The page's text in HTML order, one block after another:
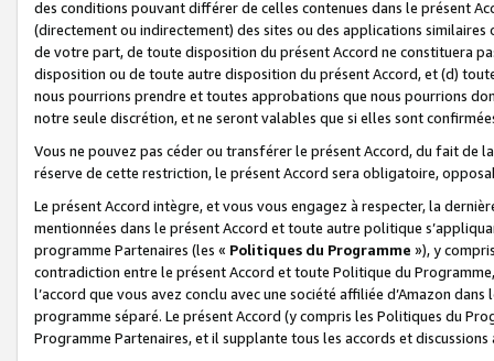
des conditions pouvant différer de celles contenues dans le présent
(directement ou indirectement) des sites ou des applications
de votre part, de toute disposition du présent Accord ne constituera
disposition ou de toute autre disposition du présent Accord, et (d)
nous pourrions prendre et toutes approbations que nous pourrions
notre seule discrétion, et ne seront valables que si elles sont
Vous ne pouvez pas céder ou transférer le présent Accord, du fait de
réserve de cette restriction, le présent Accord sera obligatoire,
Le présent Accord intègre, et vous vous engagez à respecter, la
mentionnées dans le présent Accord et toute autre politique
programme Partenaires (les « Politiques du Programme »), y
contradiction entre le présent Accord et toute Politique du
l’accord que vous avez conclu avec une société affiliée d’Amazon
programme séparé. Le présent Accord (y compris les Politiques du
Programme Partenaires, et il supplante tous les accords et discussions